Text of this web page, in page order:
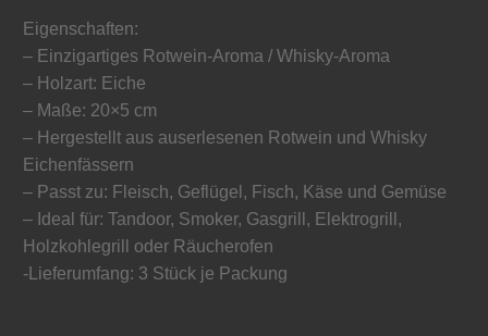
Eigenschaften:
– Einzigartiges Rotwein-Aroma / Whisky-Aroma
– Holzart: Eiche
– Maße: 20×5 cm
– Hergestellt aus auserlesenen Rotwein und Whisky
Eichenfässern
– Passt zu: Fleisch, Geflügel, Fisch, Käse und Gemüse
– Ideal für: Tandoor, Smoker, Gasgrill, Elektrogrill,
Holzkohlegrill oder Räucherofen
-Lieferumfang: 3 Stück je Packung